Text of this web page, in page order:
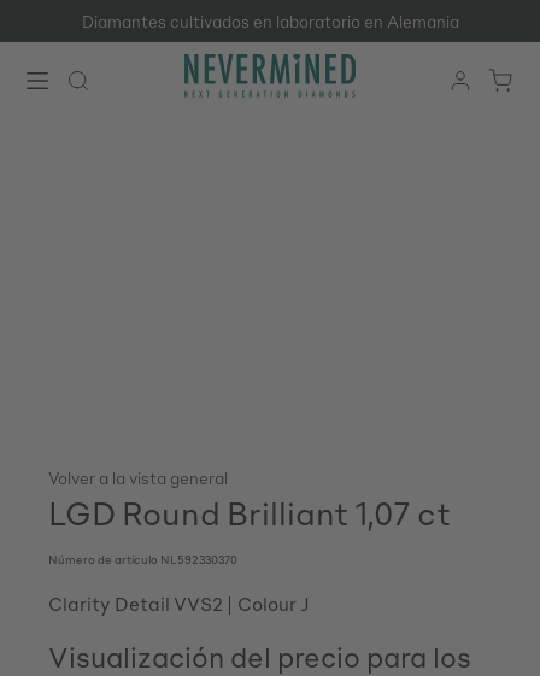
Saltar al contenido principal
Diamantes cultivados en laboratorio en Alemania
Volver a la vista general
LGD Round Brilliant 1,07 ct
Número de artículo NL592330370
Clarity Detail VVS2 Colour J
Visualización del precio para los